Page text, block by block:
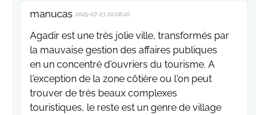
manucas 2025-07-23 20:08:20
Agadir est une très jolie ville, transformés par
la mauvaise gestion des affaires publiques
en un concentré d'ouvriers du tourisme. A
l'exception de la zone côtière ou l'on peut
trouver de très beaux complexes
touristiques, le reste est un genre de village